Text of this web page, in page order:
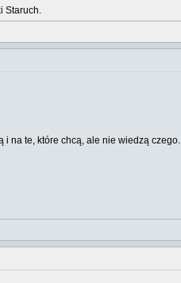
Staruch.
i na te, które chcą, ale nie wiedzą czego.